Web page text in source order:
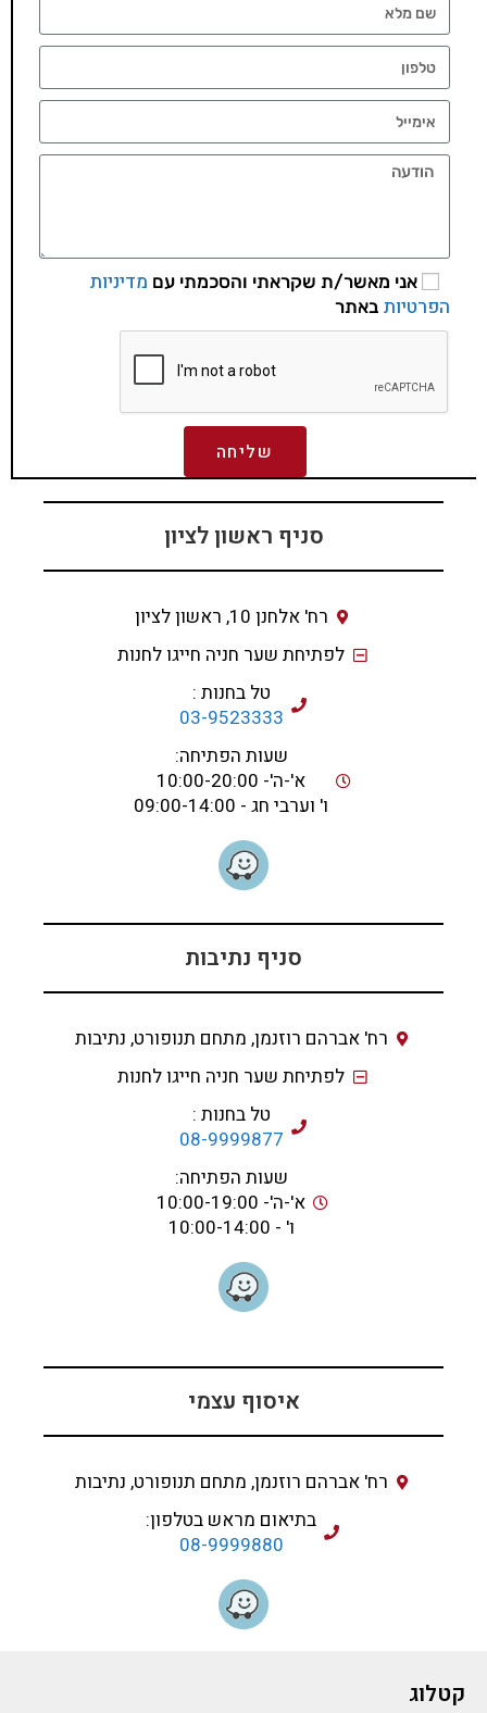
אני מאשר/ת שקראתי והסכמתי עם מדיניות
הפרטיות באתר
שליחה
סניף ראשון לציון
רח' אלחנן 10, ראשון לציון
לפתיחת שער חניה חייגו לחנות
טל בחנות :
03-9523333
שעות הפתיחה:
א'-ה'- 10:00-20:00
ו' וערבי חג - 09:00-14:00
סניף נתיבות
רח' אברהם רוזנמן, מתחם תנופורט, נתיבות
לפתיחת שער חניה חייגו לחנות
טל בחנות :
08-9999877
שעות הפתיחה:
א'-ה'- 10:00-19:00
ו' - 10:00-14:00
איסוף עצמי
רח' אברהם רוזנמן, מתחם תנופורט, נתיבות
בתיאום מראש בטלפון:
08-9999880
קטלוג